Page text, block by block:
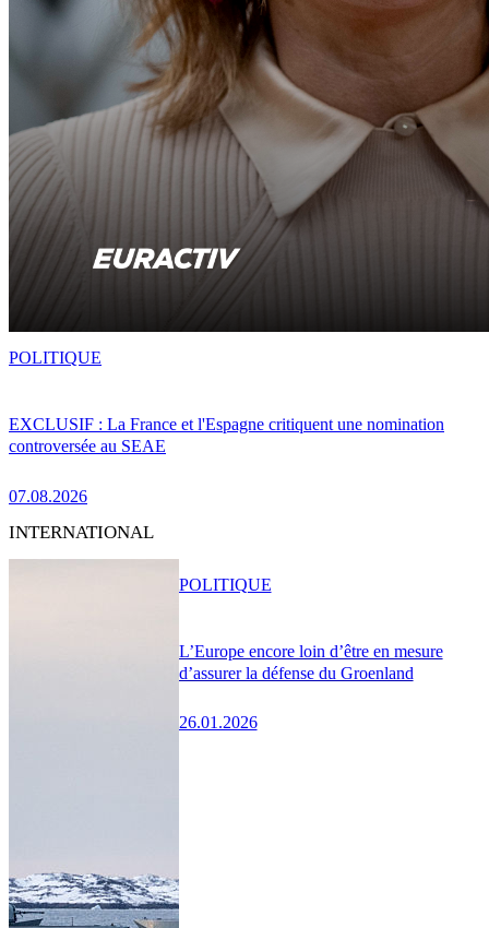
EXCLUSIF : La France et l'Espagne critiquent une nomination
controversée au SEAE
07.08.2026
POLITIQUE
INTERNATIONAL
L’Europe encore loin d’être en mesure
d’assurer la défense du Groenland
26.01.2026
POLITIQUE